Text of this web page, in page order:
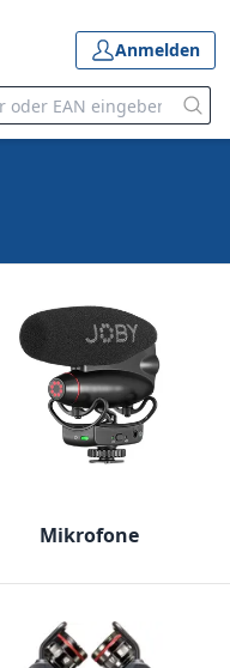
Anmelden
Mikrofone